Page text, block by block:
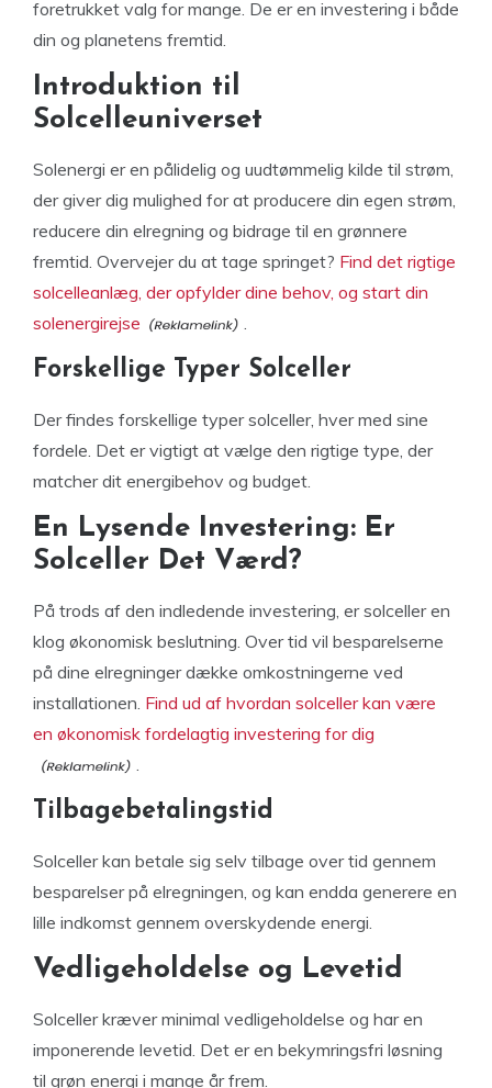
foretrukket valg for mange. De er en investering i både
din og planetens fremtid.
Introduktion til
Solcelleuniverset
Solenergi er en pålidelig og uudtømmelig kilde til strøm,
der giver dig mulighed for at producere din egen strøm,
reducere din elregning og bidrage til en grønnere
fremtid. Overvejer du at tage springet? Find det rigtige
solcelleanlæg, der opfylder dine behov, og start din
solenergirejse
.
Forskellige Typer Solceller
Der findes forskellige typer solceller, hver med sine
fordele. Det er vigtigt at vælge den rigtige type, der
matcher dit energibehov og budget.
En Lysende Investering: Er
Solceller Det Værd?
På trods af den indledende investering, er solceller en
klog økonomisk beslutning. Over tid vil besparelserne
på dine elregninger dække omkostningerne ved
installationen. Find ud af hvordan solceller kan være
en økonomisk fordelagtig investering for dig
.
Tilbagebetalingstid
Solceller kan betale sig selv tilbage over tid gennem
besparelser på elregningen, og kan endda generere en
lille indkomst gennem overskydende energi.
Vedligeholdelse og Levetid
Solceller kræver minimal vedligeholdelse og har en
imponerende levetid. Det er en bekymringsfri løsning
til grøn energi i mange år frem.